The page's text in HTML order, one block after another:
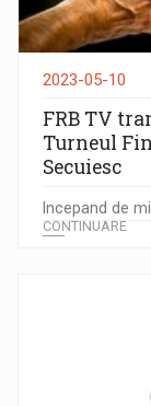
2023-05-10
FRB TV
Turneul
Secuiesc
Incepand de
CONTINUARE